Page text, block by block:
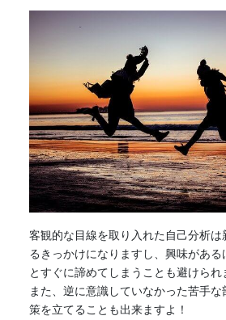
客観的な目線を取り入れた自己分析は
るきっかけになりますし、興味がある
とすぐに諦めてしまうことも避けられ
また、逆に意識していなかった苦手
策を立てることも出来ますよ！